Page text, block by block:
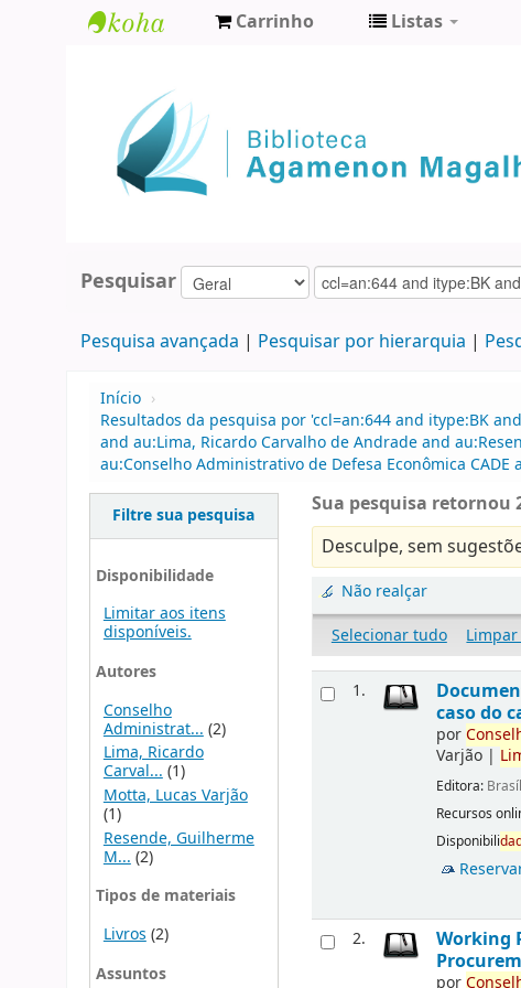
Agamenon
Magalhães
Carrinho Listas
Pesquisar
Pesquisa avançada Pesquisar por hierarquia
Início ›
Resultados da pesquisa por 'ccl=an:644 and itype:BK
and au:Lima, Ricardo Carvalho de Andrade and
au:Conselho Administrativo de Defesa Econômica
Filtre sua pesquisa
Disponibilidade
Limitar aos itens
disponíveis.
Autores
Conselho
Administrat... (2)
Lima, Ricardo
Carval...(1)
Motta, Lucas Varjão
(1)
Resende, Guilherme
M... (2)
Tipos de materiais
Livros (2)
Assuntos
Sua pesquisa retornou
Desculpe, sem
Não realçar
Selecionar tudo
1.
caso do
por
Varjão |
Editora:
Recursos
Disponibilida
2. Working